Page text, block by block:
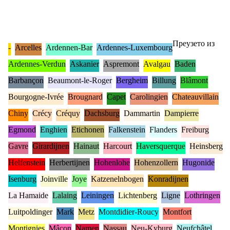
- Arcelles Ardennen-Bar Ardennes-Luxembourg
Ardennes-Verdun Askanier Aspremont Avalgau Baden
Barbançon Beaumont-le-Roger Bergheim Billung Blâmont
Bourgogne-Ivrée Brougnard Capet Carolingien Chateauvillain
Chiny Crécy Créquy Dachsburg Dammartin Dampierre
Egmond Enghien Etichonen Falkenstein Flanders Freiburg
Gavre Girardijnen Hainaut Harcourt Haversquerque Heinsberg
Helfenstein Herbertijnen Hohenlohe Hohenzollern Hugonide
Isenburg Joinville Joye Katzenelnbogen Konradijnen
La Hamaide Lalaing Leiningen Lichtenberg Ligne Lothringen
Luitpoldinger Mark Metz Montdidier-Roucy Montfort
Montignies Mâcon Namen Nassau Neu-Kyburg Neufchâtel
Преузето из